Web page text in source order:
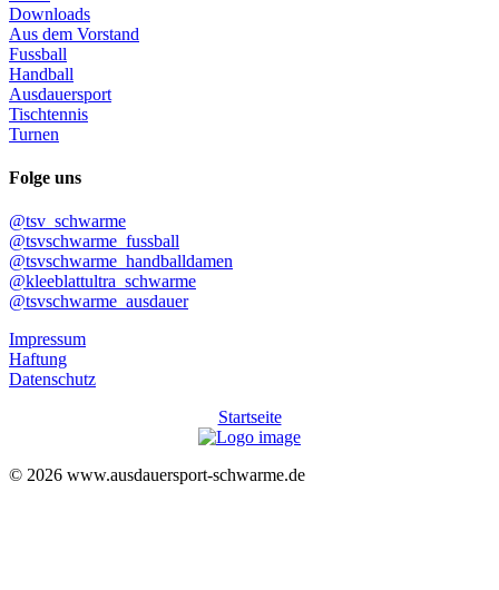
Downloads
Aus dem Vorstand
Fussball
Handball
Ausdauersport
Tischtennis
Turnen
Folge uns
@tsv_schwarme
@tsvschwarme_fussball
@tsvschwarme_handballdamen
@kleeblattultra_schwarme
@tsvschwarme_ausdauer
Impressum
Haftung
Datenschutz
Startseite
© 2026 www.ausdauersport-schwarme.de